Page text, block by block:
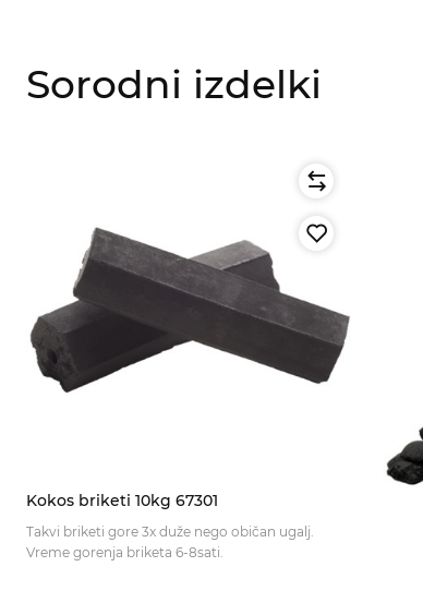
Sorodni izdelki
Kokos briketi 10kg 67301
Takvi briketi gore 3x duže nego običan ugalj.
Vreme gorenja briketa 6-8sati.